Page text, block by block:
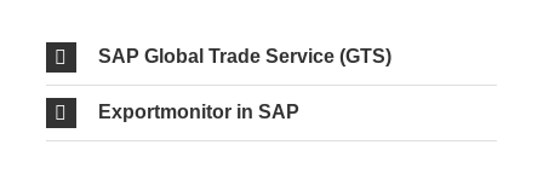
SAP Global Trade Service (GTS)
Exportmonitor in SAP